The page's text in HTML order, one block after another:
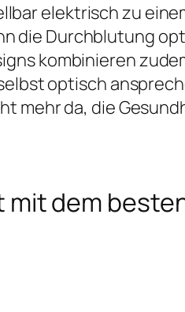
elektrisch zu
die Durchblutung
kombinieren
optisch
mehr da, die
mit dem